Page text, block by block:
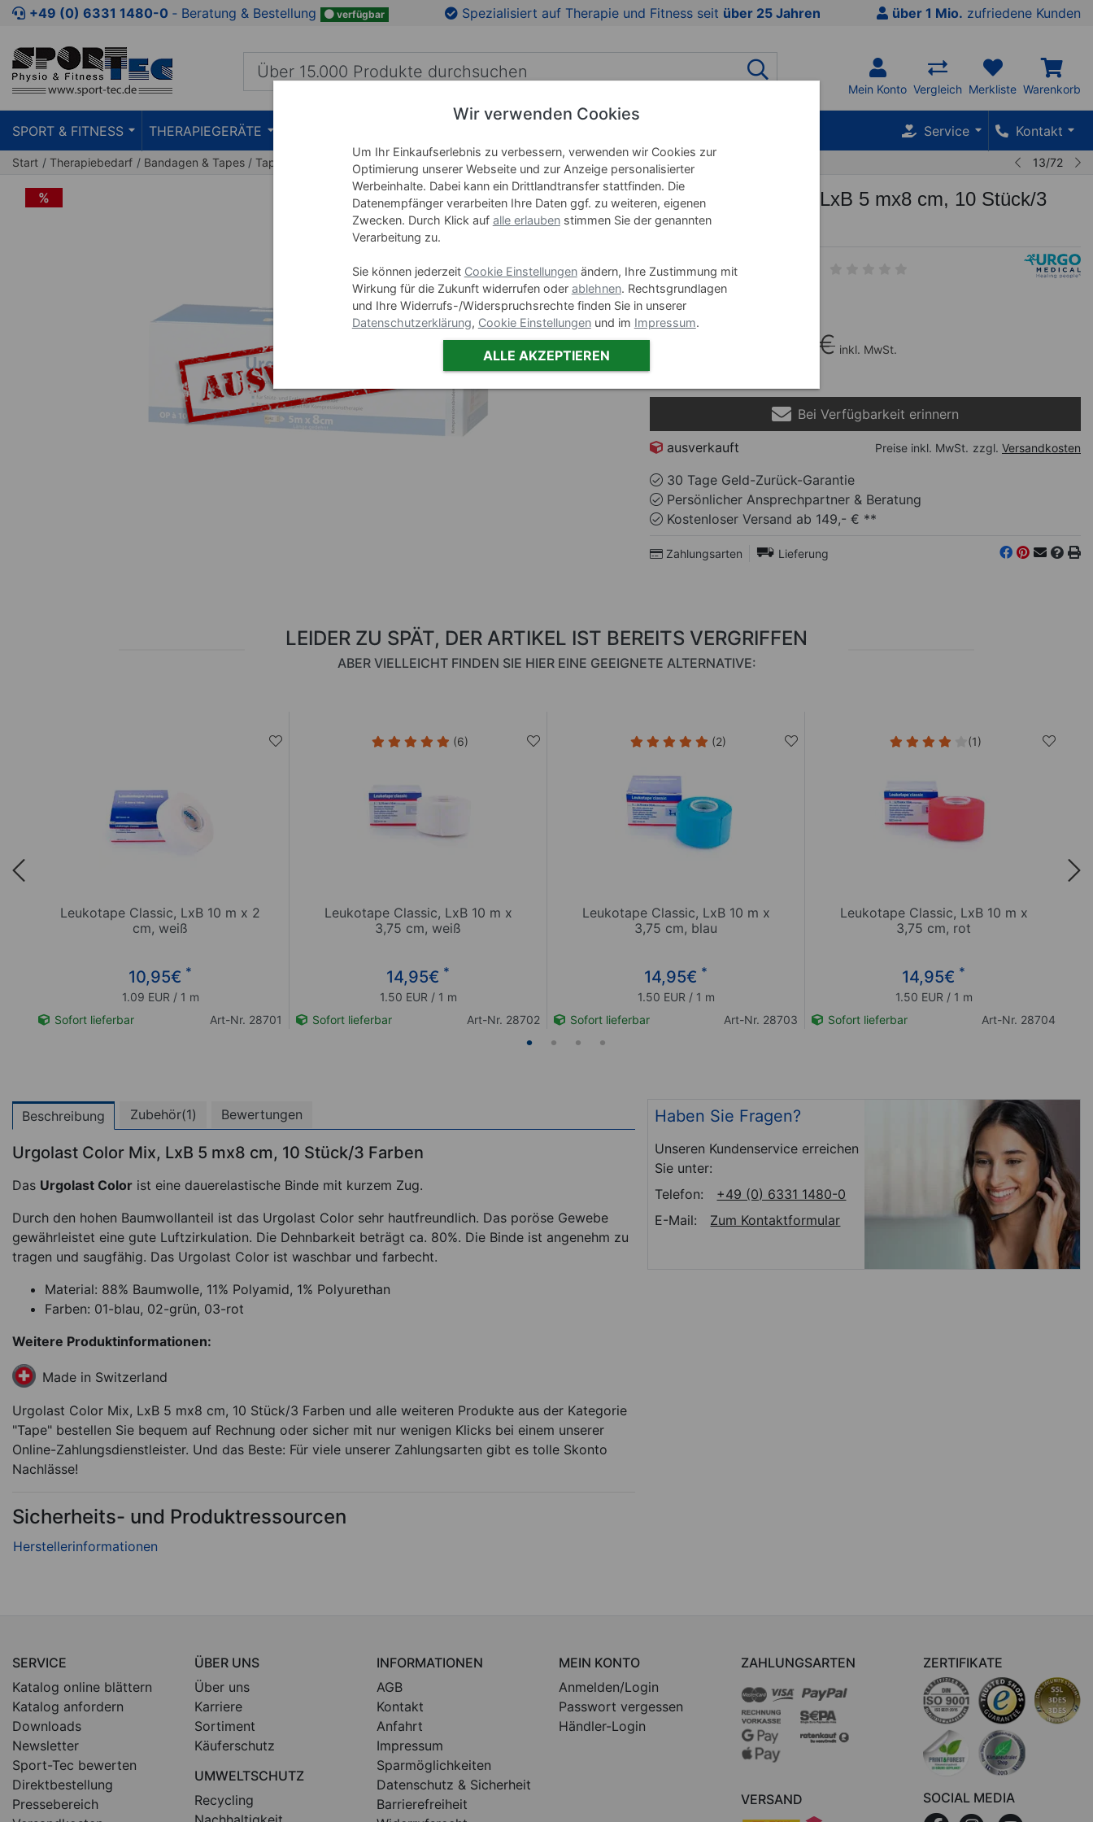
Zum Kaufbereich springen Zur Produktbeschreibung springen Zu den Produktbildern springen
+49 (0) 6331 1480-0 ‐ Beratung & Bestellung verfügbar Spezialisiert auf Therapie und Fitness seit über 25 Jahren über 1 Mio. zufriedene Kunden
Mein Konto Vergleich Merkliste Warenkorb
SPORT & FITNESS THERAPIEGERÄTE Service Kontakt
Start Therapiebedarf Bandagen & Tapes Tape 13/72
%
Urgolast Color Mix, LxB 5 mx8 cm, 10 Stück/3
Farben
Art-Nr. 28611
-23 %
38,90 € inkl. MwSt.
0.77 EUR / 1 m
Bei Verfügbarkeit erinnern
ausverkauft Preise inkl. MwSt. zzgl. Versandkosten
30 Tage Geld-Zurück-Garantie
Persönlicher Ansprechpartner & Beratung
Kostenloser Versand ab 149,- € **
Zahlungsarten Lieferung
LEIDER ZU SPÄT, DER ARTIKEL IST BEREITS VERGRIFFEN
ABER VIELLEICHT FINDEN SIE HIER EINE GEEIGNETE ALTERNATIVE:
Leukotape Classic, LxB 10 m x 2
cm, weiß
10,95€ *
1.09 EUR / 1 m
Sofort lieferbar
Art-Nr. 28701
(6)
Leukotape Classic, LxB 10 m x
3,75 cm, weiß
14,95€ *
1.50 EUR / 1 m
Sofort lieferbar
Art-Nr. 28702
(2)
Leukotape Classic, LxB 10 m x
3,75 cm, blau
14,95€ *
1.50 EUR / 1 m
Sofort lieferbar
Art-Nr. 28703
(1)
Leukotape Classic, LxB 10 m x
3,75 cm, rot
14,95€ *
1.50 EUR / 1 m
Sofort lieferbar
Art-Nr. 28704
Beschreibung Zubehör(1) Bewertungen
Urgolast Color Mix, LxB 5 mx8 cm, 10 Stück/3 Farben
Das Urgolast Color ist eine dauerelastische Binde mit kurzem Zug.
Durch den hohen Baumwollanteil ist das Urgolast Color sehr hautfreundlich. Das poröse Gewebe
gewährleistet eine gute Luftzirkulation. Die Dehnbarkeit beträgt ca. 80%. Die Binde ist angenehm zu
tragen und saugfähig. Das Urgolast Color ist waschbar und farbecht.
Material: 88% Baumwolle, 11% Polyamid, 1% Polyurethan
Farben: 01-blau, 02-grün, 03-rot
Weitere Produktinformationen:
Made in Switzerland
Urgolast Color Mix, LxB 5 mx8 cm, 10 Stück/3 Farben und alle weiteren Produkte aus der Kategorie
"Tape" bestellen Sie bequem auf Rechnung oder sicher mit nur wenigen Klicks bei einem unserer
Online-Zahlungsdienstleister. Und das Beste: Für viele unserer Zahlungsarten gibt es tolle Skonto
Nachlässe!
Sicherheits- und Produktressourcen
Haben Sie Fragen?
Unseren Kundenservice erreichen
Sie unter:
Telefon:
+49 (0) 6331 1480-0
E-Mail:
Zum Kontaktformular
SERVICE
Katalog online blättern
Katalog anfordern
Downloads
Newsletter
Sport-Tec bewerten
Direktbestellung
Pressebereich
ÜBER UNS
Über uns
Karriere
Sortiment
Käuferschutz
UMWELTSCHUTZ
Recycling
INFORMATIONEN
AGB
Kontakt
Anfahrt
Impressum
Sparmöglichkeiten
Datenschutz & Sicherheit
Barrierefreiheit
MEIN KONTO
Anmelden/Login
Passwort vergessen
Händler-Login
ZAHLUNGSARTEN
VERSAND
ZERTIFIKATE
SOCIAL MEDIA
Wir verwenden Cookies
Um Ihr Einkaufserlebnis zu verbessern, verwenden wir Cookies zur
Optimierung unserer Webseite und zur Anzeige personalisierter
Werbeinhalte. Dabei kann ein Drittlandtransfer stattfinden. Die
Datenempfänger verarbeiten Ihre Daten ggf. zu weiteren, eigenen
Zwecken. Durch Klick auf alle erlaubenstimmen Sie der genannten
Verarbeitung zu.
Sie können jederzeit Cookie Einstellungenändern, Ihre Zustimmung mit
Wirkung für die Zukunft widerrufen oder ablehnen. Rechtsgrundlagen
und Ihre Widerrufs-/Widerspruchsrechte finden Sie in unserer
Datenschutzerklärung, Cookie Einstellungenund im Impressum.
ALLE AKZEPTIEREN